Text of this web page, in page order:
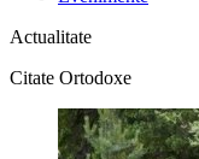
Actualitate
Citate Ortodoxe